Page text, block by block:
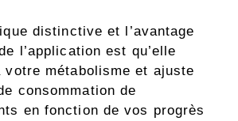
distinctive et l’avantage
l’application est qu’elle
votre métabolisme et ajuste
consommation de
en fonction de vos progrès